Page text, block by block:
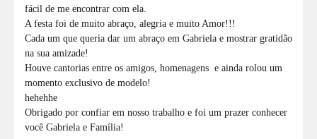
fácil de me encontrar com ela.
A festa foi de muito abraço, alegria e muito Amor!!!
Cada um que queria dar um abraço em Gabriela e mostrar gratidão
na sua amizade!
Houve cantorias entre os amigos, homenagens e ainda rolou um
momento exclusivo de modelo!
hehehhe
Obrigado por confiar em nosso trabalho e foi um prazer conhecer
você Gabriela e Família!